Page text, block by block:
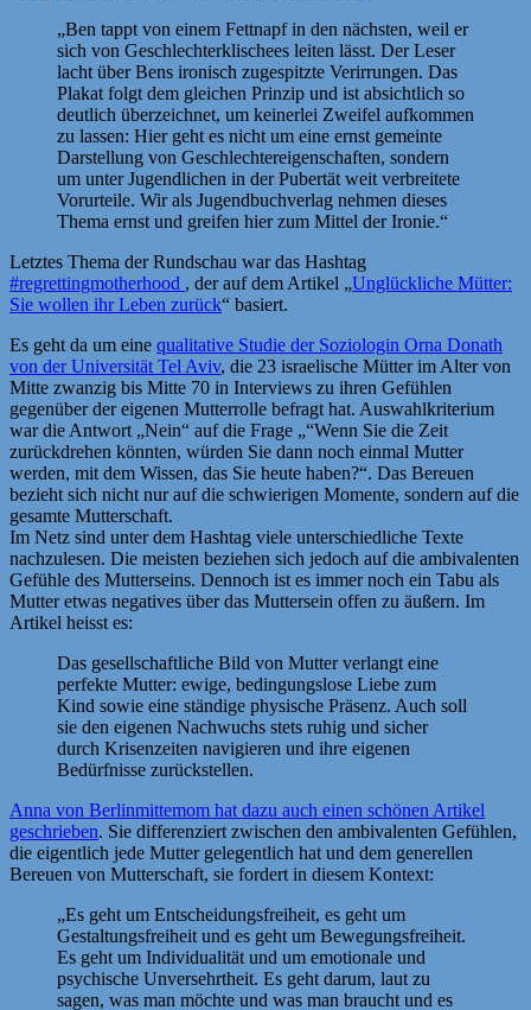
„Ben tappt von einem Fettnapf in den nächsten, weil er
sich von Geschlechterklischees leiten lässt. Der Leser
lacht über Bens ironisch zugespitzte Verirrungen. Das
Plakat folgt dem gleichen Prinzip und ist absichtlich so
deutlich überzeichnet, um keinerlei Zweifel aufkommen
zu lassen: Hier geht es nicht um eine ernst gemeinte
Darstellung von Geschlechtereigenschaften, sondern
um unter Jugendlichen in der Pubertät weit verbreitete
Vorurteile. Wir als Jugendbuchverlag nehmen dieses
Thema ernst und greifen hier zum Mittel der Ironie.“
Letztes Thema der Rundschau war das Hashtag
#regrettingmotherhood , der auf dem Artikel „Unglückliche Mütter:
Sie wollen ihr Leben zurück“ basiert.
Es geht da um eine qualitative Studie der Soziologin Orna Donath
von der Universität Tel Aviv, die 23 israelische Mütter im Alter von
Mitte zwanzig bis Mitte 70 in Interviews zu ihren Gefühlen
gegenüber der eigenen Mutterrolle befragt hat. Auswahlkriterium
war die Antwort „Nein“ auf die Frage „“Wenn Sie die Zeit
zurückdrehen könnten, würden Sie dann noch einmal Mutter
werden, mit dem Wissen, das Sie heute haben?“. Das Bereuen
bezieht sich nicht nur auf die schwierigen Momente, sondern auf die
gesamte Mutterschaft.
Im Netz sind unter dem Hashtag viele unterschiedliche Texte
nachzulesen. Die meisten beziehen sich jedoch auf die ambivalenten
Gefühle des Mutterseins. Dennoch ist es immer noch ein Tabu als
Mutter etwas negatives über das Muttersein offen zu äußern. Im
Artikel heisst es:
Das gesellschaftliche Bild von Mutter verlangt eine
perfekte Mutter: ewige, bedingungslose Liebe zum
Kind sowie eine ständige physische Präsenz. Auch soll
sie den eigenen Nachwuchs stets ruhig und sicher
durch Krisenzeiten navigieren und ihre eigenen
Bedürfnisse zurückstellen.
Anna von Berlinmittemom hat dazu auch einen schönen Artikel
geschrieben. Sie differenziert zwischen den ambivalenten Gefühlen,
die eigentlich jede Mutter gelegentlich hat und dem generellen
Bereuen von Mutterschaft, sie fordert in diesem Kontext:
„Es geht um Entscheidungsfreiheit, es geht um
Gestaltungsfreiheit und es geht um Bewegungsfreiheit.
Es geht um Individualität und um emotionale und
psychische Unversehrtheit. Es geht darum, laut zu
sagen, was man möchte und was man braucht und es